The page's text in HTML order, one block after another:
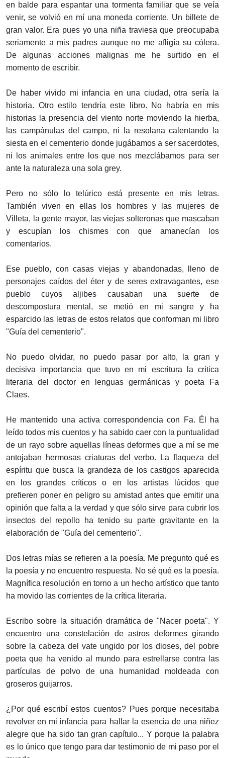
en balde para espantar una tormenta familiar que se veía
venir, se volvió en mí una moneda corriente. Un billete de
gran valor. Era pues yo una niña traviesa que preocupaba
seriamente a mis padres aunque no me afligía su cólera.
De algunas acciones malignas me he surtido en el
momento de escribir.
De haber vivido mi infancia en una ciudad, otra sería la
historia. Otro estilo tendría este libro. No habría en mis
historias la presencia del viento norte moviendo la hierba,
las campánulas del campo, ni la resolana calentando la
siesta en el cementerio donde jugábamos a ser sacerdotes,
ni los animales entre los que nos mezclábamos para ser
ante la naturaleza una sola grey.
Pero no sólo lo telúrico está presente en mis letras.
También viven en ellas los hombres y las mujeres de
Villeta, la gente mayor, las viejas solteronas que mascaban
y escupían los chismes con que amanecían los
comentarios.
Ese pueblo, con casas viejas y abandonadas, lleno de
personajes caídos del éter y de seres extravagantes, ese
pueblo cuyos aljibes causaban una suerte de
descompostura mental, se metió en mi sangre y ha
esparcido las letras de estos relatos que conforman mi libro
"Guía del cementerio".
No puedo olvidar, no puedo pasar por alto, la gran y
decisiva importancia que tuvo en mi escritura la crítica
literaria del doctor en lenguas germánicas y poeta Fa
Claes.
He mantenido una activa correspondencia con Fa. Él ha
leído todos mis cuentos y ha sabido caer con la puntualidad
de un rayo sobre aquellas líneas deformes que a mí se me
antojaban hermosas criaturas del verbo. La flaqueza del
espíritu que busca la grandeza de los castigos aparecida
en los grandes críticos o en los artistas lúcidos que
prefieren poner en peligro su amistad antes que emitir una
opinión que falta a la verdad y que sólo sirve para cubrir los
insectos del repollo ha tenido su parte gravitante en la
elaboración de "Guía del cementerio".
Dos letras mías se refieren a la poesía. Me pregunto qué es
la poesía y no encuentro respuesta. No sé qué es la poesía.
Magnífica resolución en torno a un hecho artístico que tanto
ha movido las corrientes de la crítica literaria.
Escribo sobre la situación dramática de "Nacer poeta". Y
encuentro una constelación de astros deformes girando
sobre la cabeza del vate ungido por los dioses, del pobre
poeta que ha venido al mundo para estrellarse contra las
partículas de polvo de una humanidad moldeada con
groseros guijarros.
¿Por qué escribí estos cuentos? Pues porque necesitaba
revolver en mi infancia para hallar la esencia de una niñez
alegre que ha sido tan gran capítulo... Y porque la palabra
es lo único que tengo para dar testimonio de mi paso por el